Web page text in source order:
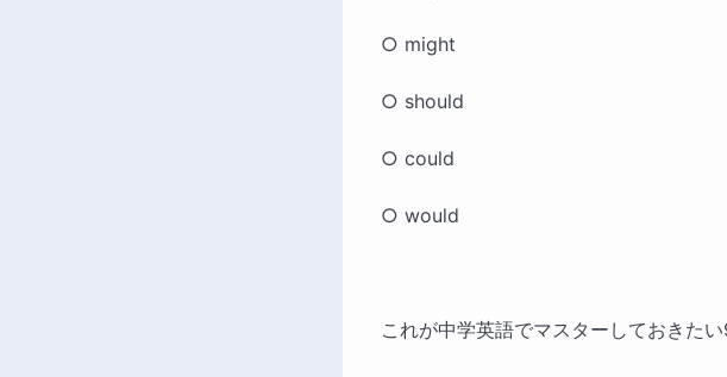
○ might
○ should
○ could
○ would
これが中学英語でマスターしておきたい